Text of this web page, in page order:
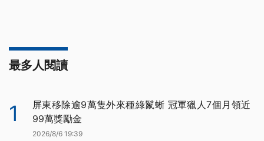
最多人閱讀
1
屏東移除逾9萬隻外來種綠鬣蜥 冠軍獵人7個月領近
99萬獎勵金
2026/8/6 19:39